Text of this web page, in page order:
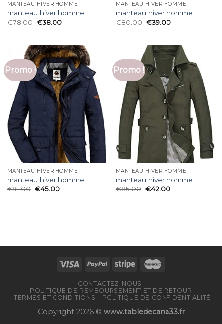
MANTEAU HIVER HOMME
manteau hiver homme
€78.00 €38.00
MANTEAU HIVER HOMME
manteau hiver homme
€80.00 €39.00
Promo !
MANTEAU HIVER HOMME
manteau hiver homme
€91.00 €45.00
Promo !
MANTEAU HIVER HOMME
manteau hiver homme
€85.00 €42.00
CONTACTEZ-NOUS
POLITIQUE DE REMBOURSEMENT ET DE RETOUR
TERMES ET CONDITIONS
POLITIQUE DE CONFIDENTIALITÉ
Copyright 2026 © www.tabledecana33.fr